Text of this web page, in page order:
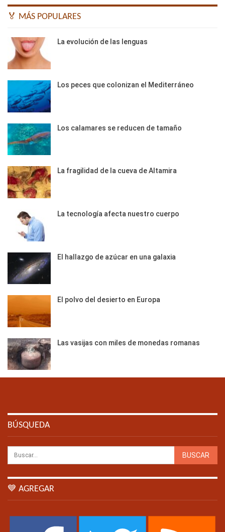
🏅 MÁS POPULARES
La evolución de las lenguas
Los peces que colonizan el Mediterráneo
Los calamares se reducen de tamaño
La fragilidad de la cueva de Altamira
La tecnología afecta nuestro cuerpo
El hallazgo de azúcar en una galaxia
El polvo del desierto en Europa
Las vasijas con miles de monedas romanas
BÚSQUEDA
💙 AGREGAR